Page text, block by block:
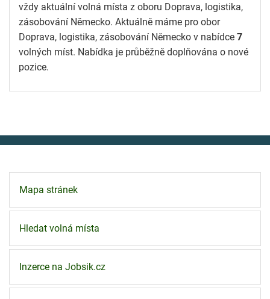
vždy aktuální volná místa z oboru Doprava, logistika,
zásobování Německo. Aktuálně máme pro obor
Doprava, logistika, zásobování Německo v nabídce 7
volných míst. Nabídka je průběžně doplňována o nové
pozice.
Mapa stránek
Hledat volná místa
Inzerce na Jobsik.cz